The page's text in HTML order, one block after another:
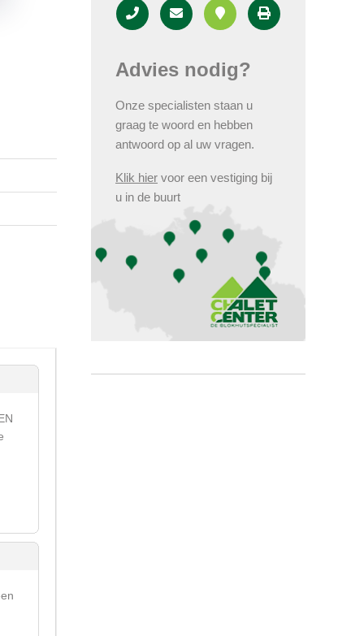
Advies nodig?
Onze specialisten staan u
graag te woord en hebben
antwoord op al uw vragen.
Klik hier voor een vestiging bij
u in de buurt